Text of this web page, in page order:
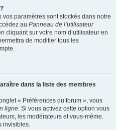
paramètres sont stockés dans notre
au Panneau de l’utilisateur
cliquant sur votre nom d’utilisateur en
de modifier tous les
dans la liste des membres
« Préférences du forum », vous
ligne. Si vous activez cette option vous
les modérateurs et vous-même.
invisibles.